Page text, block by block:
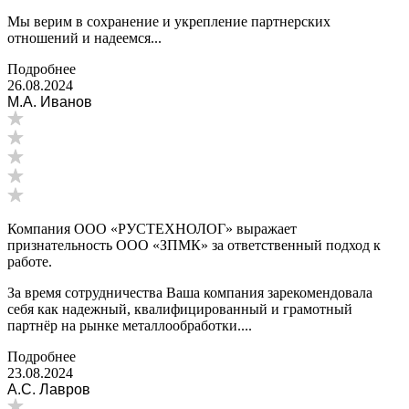
Мы верим в сохранение и укрепление партнерских
отношений и надеемся...
Подробнее
26.08.2024
М.А. Иванов
Компания ООО «РУСТЕХНОЛОГ» выражает
признательность ООО «ЗПМК» за ответственный подход к
работе.
За время сотрудничества Ваша компания зарекомендовала
себя как надежный, квалифицированный и грамотный
партнёр на рынке металлообработки....
Подробнее
23.08.2024
А.С. Лавров